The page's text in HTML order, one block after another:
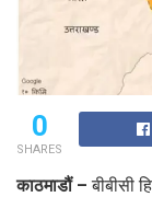
0
SHARES
काठमाडौं – बीबीसी